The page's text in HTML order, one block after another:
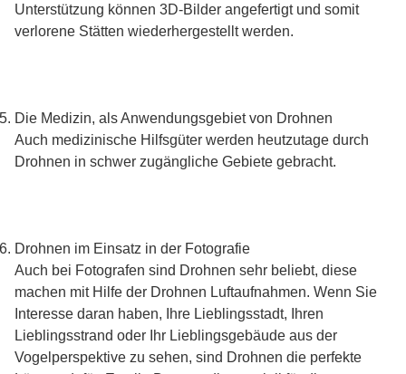
Unterstützung können 3D-Bilder angefertigt und somit
verlorene Stätten wiederhergestellt werden.
Die Medizin, als Anwendungsgebiet von Drohnen
Auch medizinische Hilfsgüter werden heutzutage durch
Drohnen in schwer zugängliche Gebiete gebracht.
Drohnen im Einsatz in der Fotografie
Auch bei Fotografen sind Drohnen sehr beliebt, diese
machen mit Hilfe der Drohnen Luftaufnahmen. Wenn Sie
Interesse daran haben, Ihre Lieblingsstadt, Ihren
Lieblingsstrand oder Ihr Lieblingsgebäude aus der
Vogelperspektive zu sehen, sind Drohnen die perfekte